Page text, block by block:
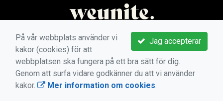
Jag accepterar
På vår webbplats använder vi
kakor (cookies) för att
webbplatsen ska fungera på ett bra sätt för dig.
Genom att surfa vidare godkänner du att vi använder
kakor.
Mer information om cookies.